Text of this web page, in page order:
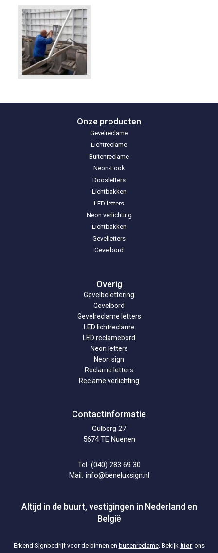
Onze producten
Gevelreclame
Lichtreclame
Buitenreclame
Neon-Look
Doosletters
Lichtbakken
LED letters
Neon verlichting
Lichtbakken
Gevelletters
Gevelbord
Overig
Gevelbelettering
Gevelbord
Gevelreclame letters
LED lichtreclame
LED reclamebord
Neon letters
Neon sign
Reclame letters
Reclame verlichting
Contactinformatie
Gulberg 27
5674 TE Nuenen
Tel. (040) 283 69 30
Mail. info@beneluxsign.nl
Altijd in de buurt, vestigingen in Nederland en
België
Erkend Signbedrijf voor de binnen en buitenreclame. Bekijk hier ons